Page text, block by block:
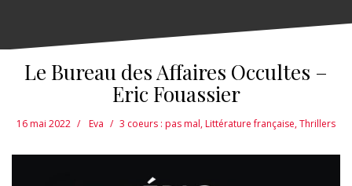
Le Bureau des Affaires Occultes –
Eric Fouassier
16 mai 2022 Eva 3 coeurs : pas mal,Littérature française,Thrillers